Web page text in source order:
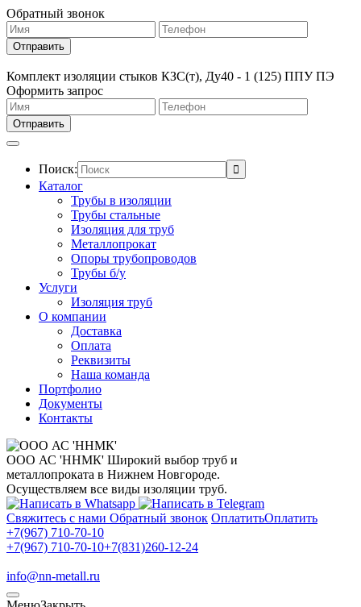
Обратный звонок
Комплект изоляции стыков КЗС(т), Ду40 - 1 (125) ППУ ПЭ
Оформить запрос
Поиск:
Каталог
Трубы в изоляции
Трубы стальные
Изоляция для труб
Металлопрокат
Опоры трубопроводов
Трубы б/у
Услуги
Изоляция труб
О компании
Доставка
Оплата
Реквизиты
Наша команда
Портфолио
Документы
Контакты
ООО АС 'ННМК' Широкий выбор труб и
металлопроката в Нижнем Новгороде.
Осуществляем все виды изоляции труб.
Свяжитесь с нами Обратный звонок ОплатитьОплатить
+7(967) 710-70-10
+7(967) 710-70-10+7(831)260-12-24
info@nn-metall.ru